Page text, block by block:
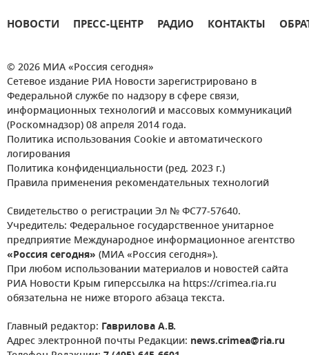
НОВОСТИ ПРЕСС-ЦЕНТР РАДИО КОНТАКТЫ
© 2026 МИА «Россия сегодня»
Сетевое издание РИА Новости зарегистрировано в
Федеральной службе по надзору в сфере связи,
информационных технологий и массовых коммуникаций
(Роскомнадзор) 08 апреля 2014 года.
Политика использования Cookie и автоматического
логирования
Политика конфиденциальности (ред. 2023 г.)
Правила применения рекомендательных технологий
Свидетельство о регистрации Эл № ФС77-57640.
Учредитель: Федеральное государственное унитарное
предприятие Международное информационное агентство
«Россия сегодня» (МИА «Россия сегодня»).
При любом использовании материалов и новостей сайта
РИА Новости Крым гиперссылка на https://crimea.ria.ru
обязательна не ниже второго абзаца текста.
Главный редактор: Гаврилова А.В.
Адрес электронной почты Редакции: news.crimea@ria.ru